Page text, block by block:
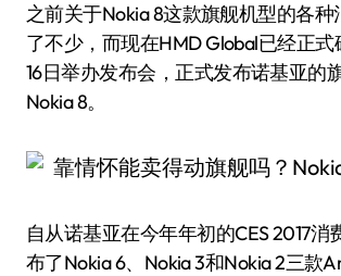
之前关于Nokia 8这款旗舰机型的各
了不少，而现在HMD Global已经正式
16日举办发布会，正式发布诺基亚的
Nokia 8。
自从诺基亚在今年年初的CES 2017消
布了Nokia 6、Nokia 3和Nokia 2三款